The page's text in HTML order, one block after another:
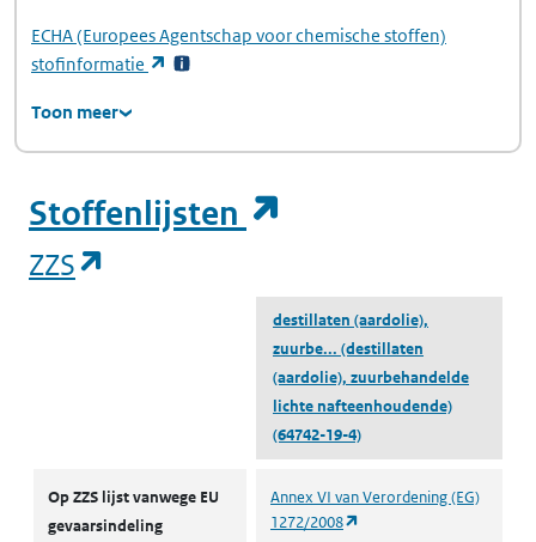
ECHA(Europees Agentschap voor chemische stoffen)
stofinformatie
(opent in een nieuw tabblad)
Toon meer
Stoffenlijsten
ZZS
destillaten (aardolie),
zuurbe... (destillaten
(aardolie), zuurbehandelde
lichte nafteenhoudende)
(64742-19-4)
Op ZZS lijst vanwege EU
gevaarsindeling
Annex VI van Verordening (EG)
1272/2008